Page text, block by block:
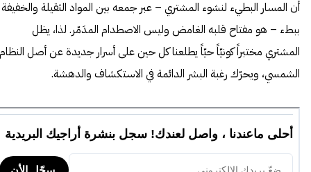
أن المسار البطيء لنشوء المشتري – عبر جمعه بين المواد الثقيلة والخفيفة
ببطء – هو مفتاح قلبه الغامض وليس الاصطدام المدَمّر. لذا، يظل
المشتري مختبراً كونيّاً حيّاً يطلعنا كل حين على أسرار جديدة عن أصل النظام
الشمسي، ويحرّك رغبة البشر الدائمة في الاستكشاف والدهشة.